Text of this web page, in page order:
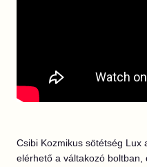
Csibi Kozmikus sötétség Lux
elérhető a váltakozó